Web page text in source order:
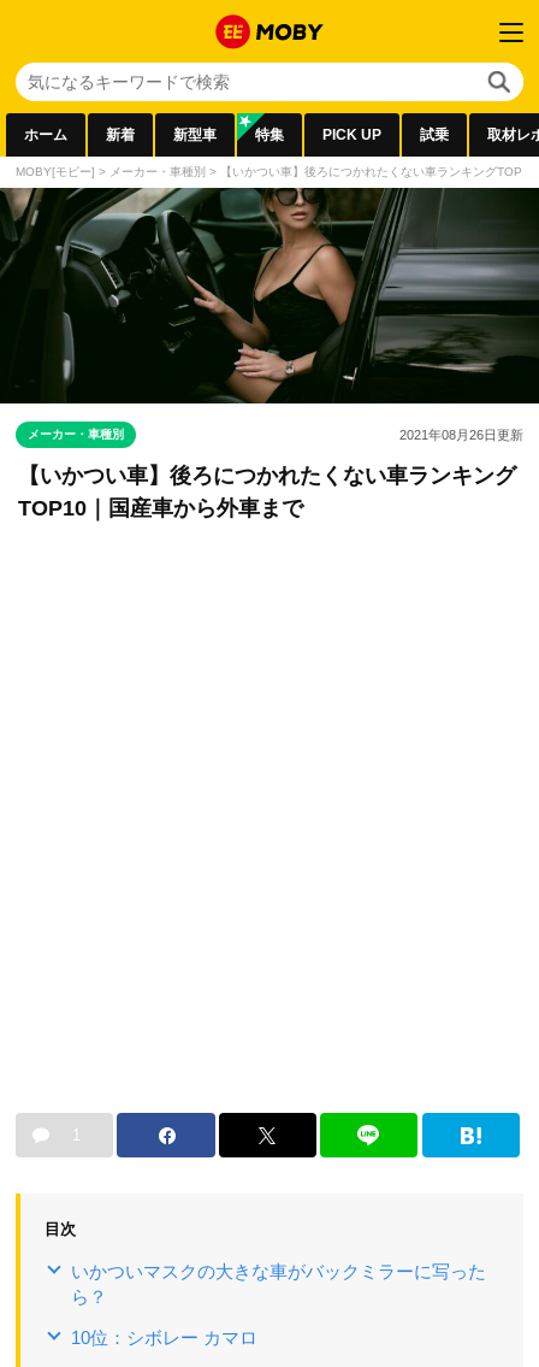
ホーム 新着 新型車 特集 PICK UP 試乗 取材レ
MOBY[モビー] > メーカー・車種別 > 【いかつい車】後ろにつかれたくない車ランキング
メーカー・車種別 2021年08月26日更新
【いかつい車】後ろにつかれたくない車ランキング
TOP10｜国産車から外車まで
1
目次
いかついマスクの大きな車がバックミラーに写った
ら？
10位：シボレー カマロ